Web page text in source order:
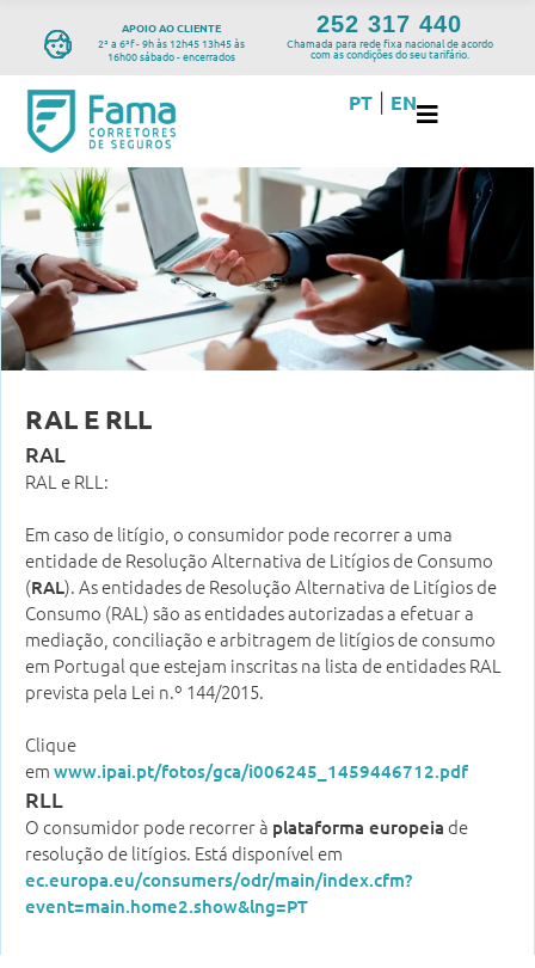
APOIO AO CLIENTE
2ª a 6ªf - 9h às 12h45 13h45 às
16h00 sábado - encerrados
252 317 440
Chamada para rede fixa nacional de acordo
com as condições do seu tarifário.
PT EN
RAL E RLL
RAL
RAL e RLL:
Em caso de litígio, o consumidor pode recorrer a uma
entidade de Resolução Alternativa de Litígios de Consumo
(RAL). As entidades de Resolução Alternativa de Litígios de
Consumo (RAL) são as entidades autorizadas a efetuar a
mediação, conciliação e arbitragem de litígios de consumo
em Portugal que estejam inscritas na lista de entidades RAL
prevista pela Lei n.º 144/2015.
Clique
em www.ipai.pt/fotos/gca/i006245_1459446712.pdf
RLL
O consumidor pode recorrer à plataforma europeia de
resolução de litígios. Está disponível em
ec.europa.eu/consumers/odr/main/index.cfm?
event=main.home2.show&lng=PT